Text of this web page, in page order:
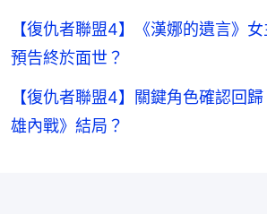
【復仇者聯盟4】《漢娜的遺言》
預告終於面世？
【復仇者聯盟4】關鍵角色確認回
雄內戰》結局？